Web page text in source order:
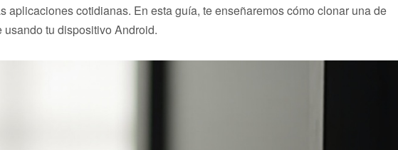
aplicaciones cotidianas. En esta guía, te enseñaremos cómo clonar una de
tu dispositivo Android.